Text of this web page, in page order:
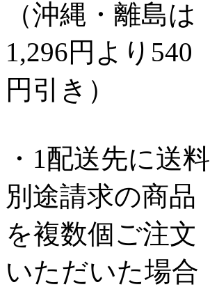
（沖縄・離島は
1,296円より540
円引き）
・1配送先に送料
別途請求の商品
を複数個ご注文
いただいた場合